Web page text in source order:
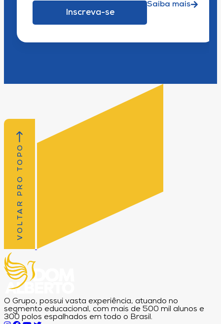
Inscreva-se
Saiba mais
VOLTAR PRO TOPO
O Grupo, possui vasta experiência, atuando no
segmento educacional, com mais de 500 mil alunos e
300 polos espalhados em todo o Brasil.